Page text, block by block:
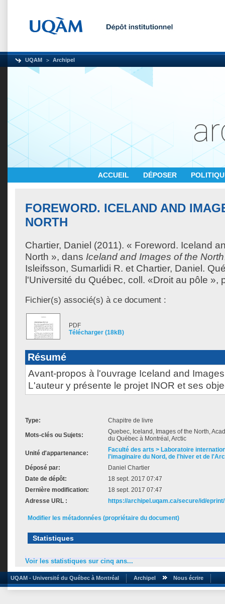
UQAM Archipel
ACCUEIL DÉPOSER
FOREWORD. ICELAND AND
NORTH
Chartier, Daniel (2011). « Foreword. Iceland
North », dans Iceland and Images of the North
Isleifsson, Sumarlidi R. et Chartier, Daniel .
l'Université du Québec, coll. «Droit au pôle »,
Fichier(s) associé(s) à ce document :
PDF
Télécharger (18kB)
Résumé
Avant-propos à l'ouvrage Iceland and
L'auteur y présente le projet INOR et ses
Type: Chapitre de livre
Mots-clés ou Sujets:
Quebec, Iceland, Images of the North,
du Québec à Montréal, Arctic
Unité d'appartenance:
Faculté des arts > Laboratoire
l'imaginaire du Nord, de l'hiver et de
Déposé par:
Daniel Chartier
Date de dépôt:
18 sept. 2017 07:47
Dernière modification:
18 sept. 2017 07:47
Adresse URL :
https://archipel.uqam.ca/secure/id/
Modifier les métadonnées (propriétaire du document)
Statistiques
Voir les statistiques sur cinq ans...
UQAM - Université du Québec à Montréal Archipel Nous écrire